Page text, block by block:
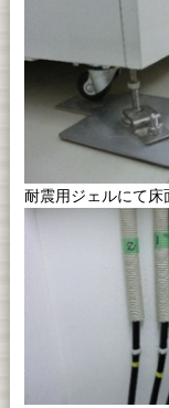
耐震用ジェルにて床